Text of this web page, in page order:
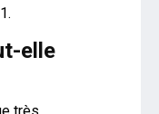
elle
très